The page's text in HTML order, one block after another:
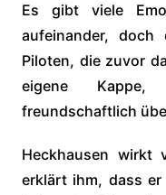
Es gibt viele
aufeinander, doch
Piloten, die zuvor
eigene
freundschaftlich
Heckhausen wirkt
erklärt ihm, dass